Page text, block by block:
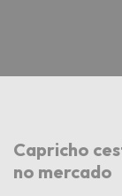
Capricho
no mercado